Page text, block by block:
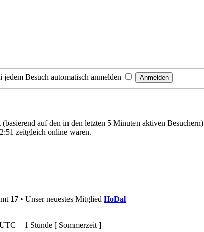
jedem Besuch automatisch anmelden
auf den in den letzten 5 Minuten aktiven Besuchern)
zeitgleich online waren.
17 • Unser neuestes Mitglied HoDal
+ 1 Stunde [ Sommerzeit ]